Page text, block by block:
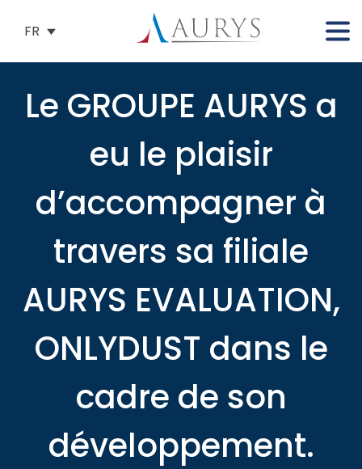
FR
Le GROUPE AURYS a
eu le plaisir
d’accompagner à
travers sa filiale
AURYS EVALUATION,
ONLYDUST dans le
cadre de son
développement.